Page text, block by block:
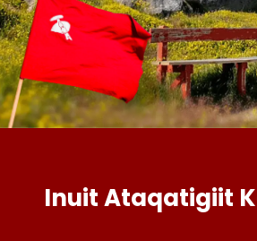
Inuit Ataqatigiit